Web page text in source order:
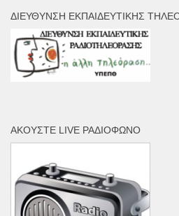
ΔΙΕΎΘΥΝΣΗ ΕΚΠΑΙΔΕΥΤΙΚΉΣ
ΑΚΟΎΣΤΕ LIVE ΡΑΔΙΌΦΩΝΟ